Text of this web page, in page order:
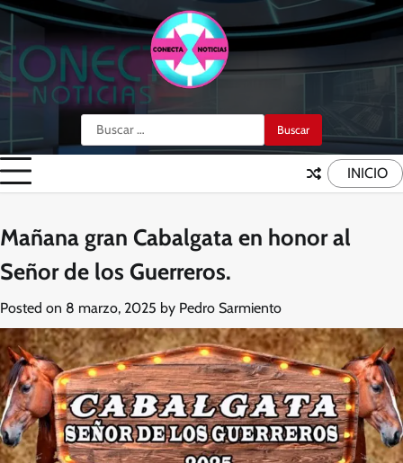
Skip
content
Buscar:
INICIO
Mañana gran Cabalgata en honor al
Señor de los Guerreros.
Posted on 8 marzo, 2025 by Pedro Sarmiento